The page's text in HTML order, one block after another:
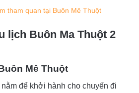
tham quan tại Buôn Mê Thuột
lịch Buôn Ma Thuột 2
Mê Thuột
để khởi hành cho chuyến đi